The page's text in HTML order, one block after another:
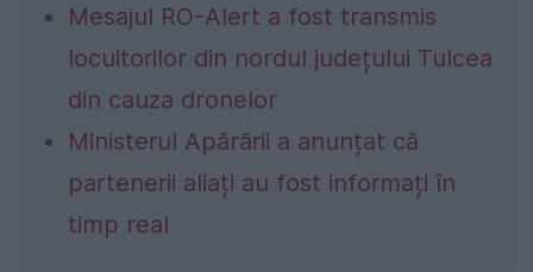
Mesajul RO-Alert a fost transmis
locuitorilor din nordul județului Tulcea
din cauza dronelor
Ministerul Apărării a anunțat că
partenerii aliați au fost informați în
timp real